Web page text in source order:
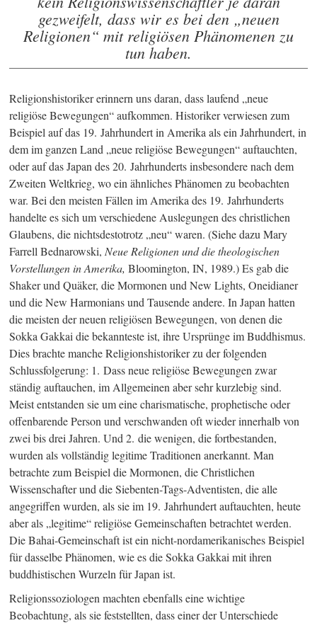
gezweifelt, dass wir es bei den „neuen
Religionen“ mit religiösen Phänomenen zu
tun haben.
Religionshistoriker erinnern uns daran, dass laufend „neue
religiöse Bewegungen“ aufkommen. Historiker verwiesen zum
Beispiel auf das 19. Jahrhundert in Amerika als ein Jahrhundert, in
dem im ganzen Land „neue religiöse Bewegungen“ auftauchten,
oder auf das Japan des 20. Jahrhunderts insbesondere nach dem
Zweiten Weltkrieg, wo ein ähnliches Phänomen zu beobachten
war. Bei den meisten Fällen im Amerika des 19. Jahrhunderts
handelte es sich um verschiedene Auslegungen des christlichen
Glaubens, die nichtsdestotrotz „neu“ waren. (Siehe dazu Mary
Farrell Bednarowski, Neue Religionen und die theologischen
Vorstellungen in Amerika, Bloomington, IN, 1989.) Es gab die
Shaker und Quäker, die Mormonen und New Lights, Oneidianer
und die New Harmonians und Tausende andere. In Japan hatten
die meisten der neuen religiösen Bewegungen, von denen die
Sokka Gakkai die bekannteste ist, ihre Ursprünge im Buddhismus.
Dies brachte manche Religionshistoriker zu der folgenden
Schlussfolgerung: 1. Dass neue religiöse Bewegungen zwar
ständig auftauchen, im Allgemeinen aber sehr kurzlebig sind.
Meist entstanden sie um eine charismatische, prophetische oder
offenbarende Person und verschwanden oft wieder innerhalb von
zwei bis drei Jahren. Und 2. die wenigen, die fortbestanden,
wurden als vollständig legitime Traditionen anerkannt. Man
betrachte zum Beispiel die Mormonen, die Christlichen
Wissenschafter und die Siebenten-Tags-Adventisten, die alle
angegriffen wurden, als sie im 19. Jahrhundert auftauchten, heute
aber als „legitime“ religiöse Gemeinschaften betrachtet werden.
Die Bahai-Gemeinschaft ist ein nicht-nordamerikanisches Beispiel
für dasselbe Phänomen, wie es die Sokka Gakkai mit ihren
buddhistischen Wurzeln für Japan ist.
Religionssoziologen machten ebenfalls eine wichtige
Beobachtung, als sie feststellten, dass einer der Unterschiede